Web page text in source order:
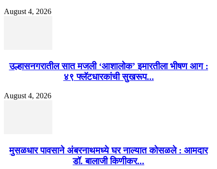
August 4, 2026
उल्हासनगरातील सात मजली ‘आशालोक’ इमारतीला भीषण आग :
४९ फ्लॅटधारकांची सुखरूप...
August 4, 2026
मुसळधार पावसाने अंबरनाथमध्ये घर नाल्यात कोसळले : आमदार
डॉ. बालाजी किणीकर...